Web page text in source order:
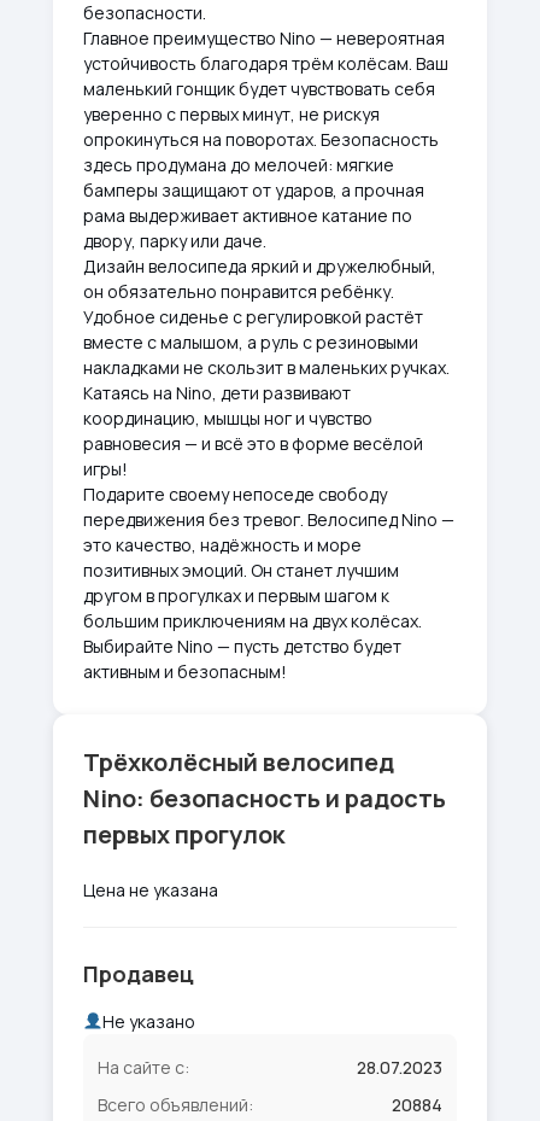
безопасности.
Главное преимущество Nino — невероятная
устойчивость благодаря трём колёсам. Ваш
маленький гонщик будет чувствовать себя
уверенно с первых минут, не рискуя
опрокинуться на поворотах. Безопасность
здесь продумана до мелочей: мягкие
бамперы защищают от ударов, а прочная
рама выдерживает активное катание по
двору, парку или даче.
Дизайн велосипеда яркий и дружелюбный,
он обязательно понравится ребёнку.
Удобное сиденье с регулировкой растёт
вместе с малышом, а руль с резиновыми
накладками не скользит в маленьких ручках.
Катаясь на Nino, дети развивают
координацию, мышцы ног и чувство
равновесия — и всё это в форме весёлой
игры!
Подарите своему непоседе свободу
передвижения без тревог. Велосипед Nino —
это качество, надёжность и море
позитивных эмоций. Он станет лучшим
другом в прогулках и первым шагом к
большим приключениям на двух колёсах.
Выбирайте Nino — пусть детство будет
активным и безопасным!
Трёхколёсный велосипед
Nino: безопасность и радость
первых прогулок
Цена не указана
Продавец
Не указано
На сайте с:
28.07.2023
Всего объявлений:
20884